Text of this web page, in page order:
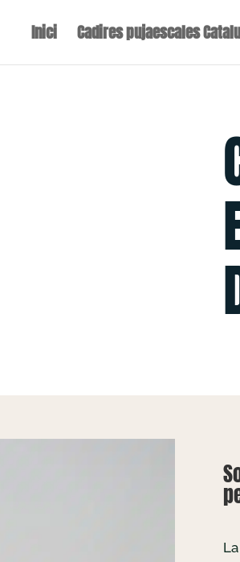
Inici Cadires pujaescales